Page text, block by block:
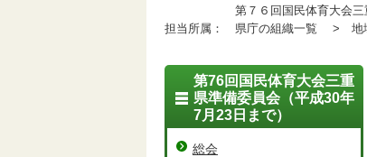
第７６回国民体育大会
担当所属：
県庁の組織一覧 > 地
第76回国民体育大会三重
県準備委員会（平成30年
7月23日まで）
総会